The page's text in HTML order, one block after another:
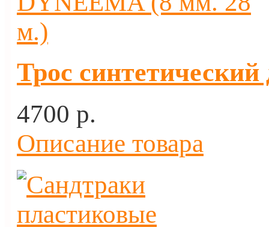
Трос
4700 p.
Описание товара